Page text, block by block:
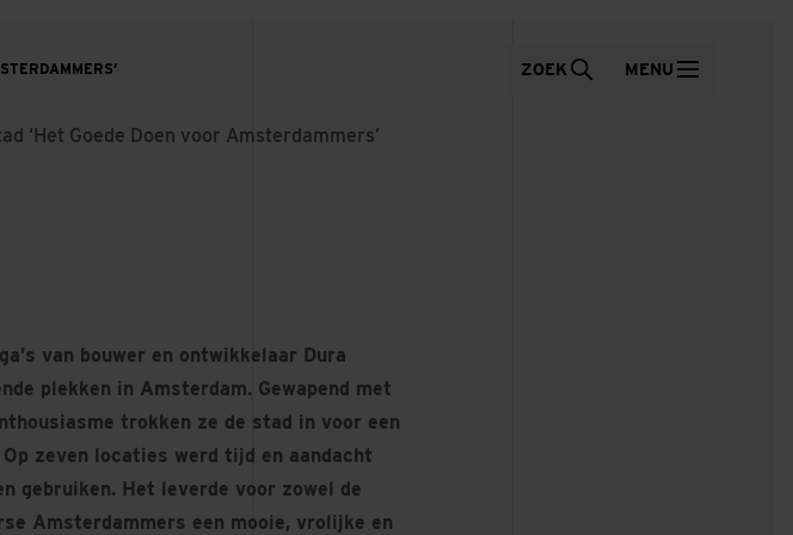
ZOEK MENU
‘Het Goede Doen voor Amsterdammers’
van bouwer en ontwikkelaar Dura
plekken in Amsterdam. Gewapend met
trokken ze de stad in voor een
zeven locaties werd tijd en aandacht
gebruiken. Het leverde voor zowel de
Amsterdammers een mooie, vrolijke en